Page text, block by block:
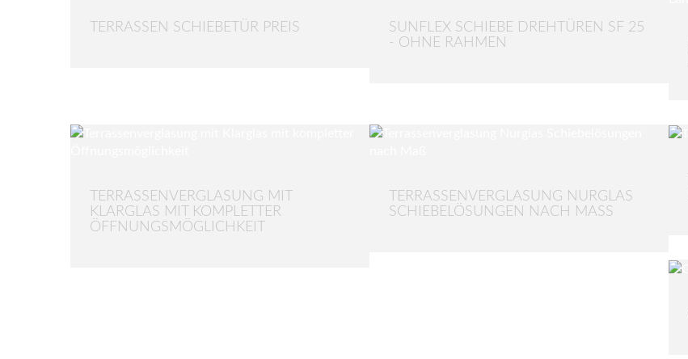
TERRASSEN SCHIEBETÜR PREIS
SUNFLEX SCHIEBE DREHTÜREN SF 25
- OHNE RAHMEN
TERRASSENVERGLASUNG MIT
KLARGLAS MIT KOMPLETTER
ÖFFNUNGSMÖGLICHKEIT
TERRASSENVERGLASUNG NURGLAS
SCHIEBELÖSUNGEN NACH MASS